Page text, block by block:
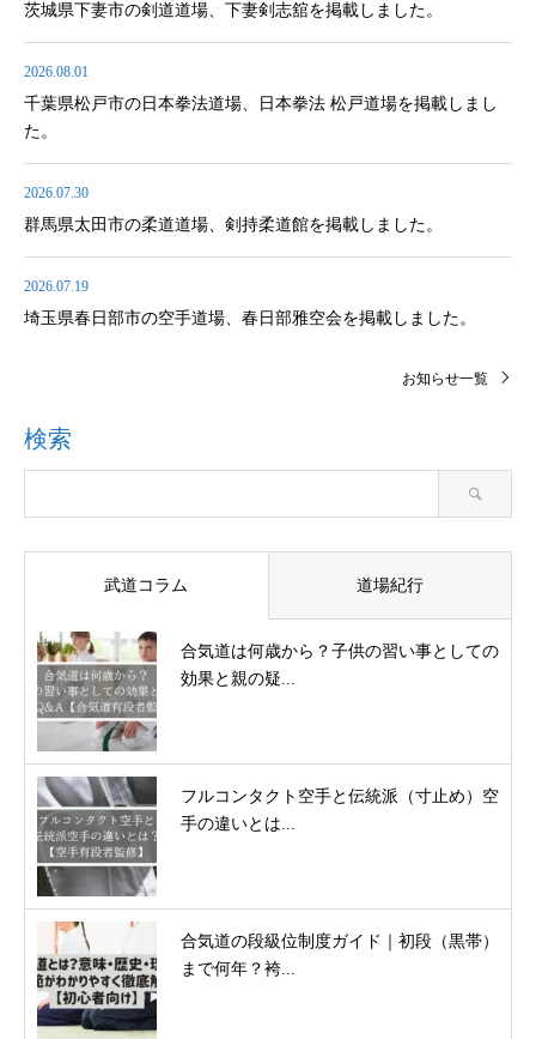
茨城県下妻市の剣道道場、下妻剣志舘を掲載しました。
2026.08.01
千葉県松戸市の日本拳法道場、日本拳法 松戸道場を掲載しまし
た。
2026.07.30
群馬県太田市の柔道道場、剣持柔道館を掲載しました。
2026.07.19
埼玉県春日部市の空手道場、春日部雅空会を掲載しました。
お知らせ一覧
検索
武道コラム 道場紀行
合気道は何歳から？子供の習い事としての
効果と親の疑...
フルコンタクト空手と伝統派（寸止め）空
手の違いとは...
合気道の段級位制度ガイド｜初段（黒帯）
まで何年？袴...